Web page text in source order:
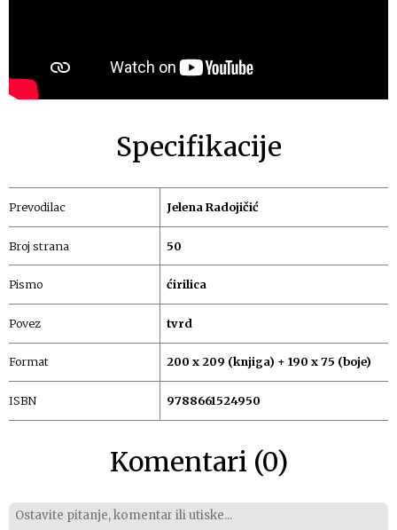
Specifikacije
Prevodilac Jelena Radojičić
Broj strana 50
Pismo ćirilica
Povez tvrd
Format 200 x 209 (knjiga) + 190 x 75 (boje)
ISBN 9788661524950
Komentari (0)